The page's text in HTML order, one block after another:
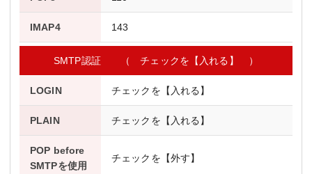
IMAP4 143
SMTP認証 （ チェックを【入れる】 ）
LOGIN チェックを【入れる】
PLAIN チェックを【入れる】
POP before
SMTPを使用
チェックを【外す】